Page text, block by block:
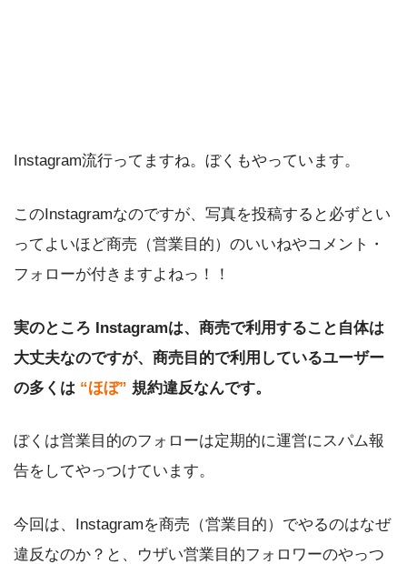
Instagram流行ってますね。ぼくもやっています。
このInstagramなのですが、写真を投稿すると必ずとい
ってよいほど商売（営業目的）のいいねやコメント・
フォローが付きますよねっ！！
実のところ Instagramは、商売で利用すること自体は
大丈夫なのですが、商売目的で利用しているユーザー
の多くは “ほぼ” 規約違反なんです。
ぼくは営業目的のフォローは定期的に運営にスパム報
告をしてやっつけています。
今回は、Instagramを商売（営業目的）でやるのはなぜ
違反なのか？と、ウザい営業目的フォロワーのやっつ